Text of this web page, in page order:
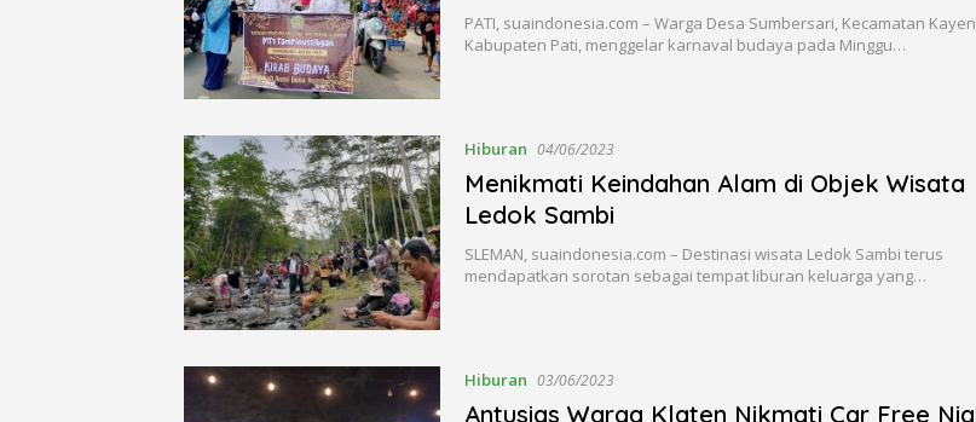
PATI, suaindonesia.com – Warga Desa Sumbersari, Kecamatan Kayen,
Kabupaten Pati, menggelar karnaval budaya pada Minggu…
Hiburan 04/06/2023
Menikmati Keindahan Alam di Objek Wisata
Ledok Sambi
SLEMAN, suaindonesia.com – Destinasi wisata Ledok Sambi terus
mendapatkan sorotan sebagai tempat liburan keluarga yang…
Hiburan 03/06/2023
Antusias Warga Klaten Nikmati Car Free